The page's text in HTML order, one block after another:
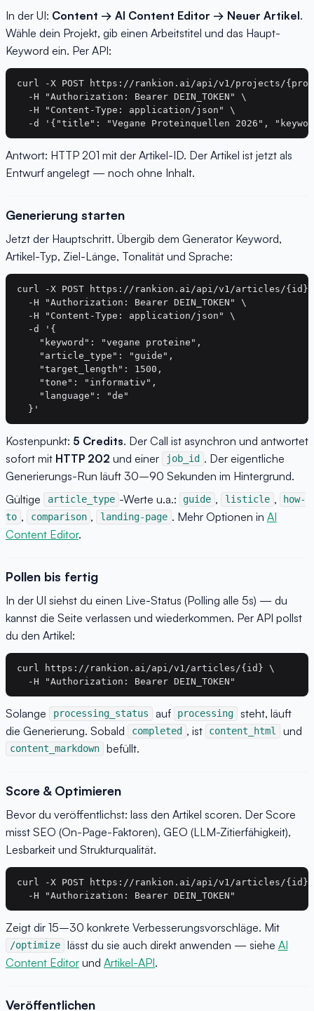
In der UI: Content → AI Content Editor → Neuer Artikel.
Wähle dein Projekt, gib einen Arbeitstitel und das Haupt-
Keyword ein. Per API:
curl -X POST https://rankion.ai/api/v1/projects/
  -H "Authorization: Bearer DEIN_TOKEN" \
  -H "Content-Type: application/json" \
Antwort: HTTP 201 mit der Artikel-ID. Der Artikel ist jetzt als
Entwurf angelegt — noch ohne Inhalt.
Generierung starten
Jetzt der Hauptschritt. Übergib dem Generator Keyword,
Artikel-Typ, Ziel-Länge, Tonalität und Sprache:
curl -X POST https://rankion.ai/api/v1/articles/{id}/
  -H "Authorization: Bearer DEIN_TOKEN" \
  -H "Content-Type: application/json" \
  -d '{
    "keyword": "vegane proteine",
    "article_type": "guide",
    "target_length": 1500,
    "tone": "informativ",
    "language": "de"
Kostenpunkt: 5 Credits. Der Call ist asynchron und antwortet
sofort mit HTTP 202 und einer job_id . Der eigentliche
Generierungs-Run läuft 30–90 Sekunden im Hintergrund.
Gültige
article_type -Werte u.a.: guide , listicle ,
how-
to , comparison , landing-page . Mehr Optionen in AI
Content Editor.
Pollen bis fertig
In der UI siehst du einen Live-Status (Polling alle 5s) — du
kannst die Seite verlassen und wiederkommen. Per API pollst
du den Artikel:
curl https://rankion.ai/api/v1/articles/{id} \
Solange processing_status auf processing
steht, läuft
die Generierung. Sobald
completed , ist content_html und
content_markdown befüllt.
Score & Optimieren
Bevor du veröffentlichst: lass den Artikel scoren. Der Score
misst SEO (On-Page-Faktoren), GEO (LLM-Zitierfähigkeit),
Lesbarkeit und Strukturqualität.
curl -X POST https://rankion.ai/api/v1/articles/
Zeigt dir 15–30 konkrete Verbesserungsvorschläge. Mit
/optimize lässt du sie auch direkt anwenden — siehe AI
Content Editor und Artikel-API.
Veröffentlichen